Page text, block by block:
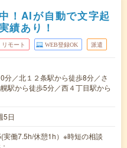
！AIが自動で文字起
績あり！
リモート WEB登録OK 派遣
分／北１２条駅から徒歩8分／さ
駅から徒歩5分／西４丁目駅から
5日
働7.5h/休憩1h）※時短の相談
…